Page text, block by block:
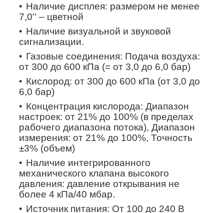
Наличие дисплея: размером не менее
7,0'' – цветной
Наличие визуальной и звуковой
сигнализации.
Газовые соединения: Подача воздуха:
от 300 до 600 кПа (= от 3,0 до 6,0 бар)
Кислород: от 300 до 600 кПа (от 3,0 до
6,0 бар)
Концентрация кислорода: Диапазон
настроек: от 21% до 100% (в пределах
рабочего диапазона потока), Диапазон
измерения: от 21% до 100%, Точность
±3% (объем)
Наличие интегрированного
механического клапана высокого
давления: давление открывания не
более 4 кПа/40 мбар.
Источник питания: От 100 до 240 В